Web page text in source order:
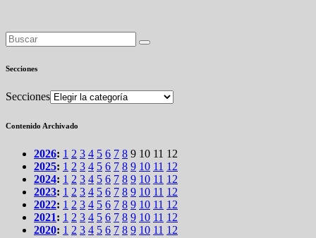
Secciones
Secciones
Contenido Archivado
2026: 1 2 3 4 5 6 7 8 9 10 11 12
2025: 1 2 3 4 5 6 7 8 9 10 11 12
2024: 1 2 3 4 5 6 7 8 9 10 11 12
2023: 1 2 3 4 5 6 7 8 9 10 11 12
2022: 1 2 3 4 5 6 7 8 9 10 11 12
2021: 1 2 3 4 5 6 7 8 9 10 11 12
2020: 1 2 3 4 5 6 7 8 9 10 11 12